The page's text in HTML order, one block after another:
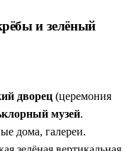
привязки.
и чайных плантаций
впечатлений.
и зелёный
дворец (церемония
музей.
дома, галереи.